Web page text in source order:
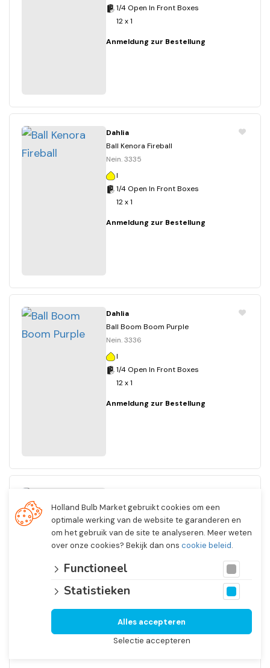
1/4 Open In Front Boxes
12 x 1
Anmeldung zur Bestellung
Dahlia
Ball Kenora Fireball
Nein. 3335
I
1/4 Open In Front Boxes
12 x 1
Anmeldung zur Bestellung
Dahlia
Ball Boom Boom Purple
Nein. 3336
I
1/4 Open In Front Boxes
12 x 1
Anmeldung zur Bestellung
Ball Genova
Nein. 3337
I
1/4 Open In Front Boxes
12 x 1
Anmeldung zur Bestellung
Holland Bulb Market gebruikt cookies om een
optimale werking van de website te garanderen en
om het gebruik van de site te analyseren. Meer weten
over onze cookies? Bekijk dan ons cookie beleid.
Functioneel
Statistieken
Selectie accepteren
Alles accepteren